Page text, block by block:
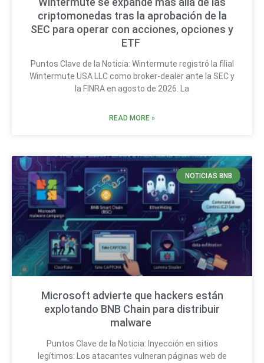
criptomonedas tras la aprobación de la
SEC para operar con acciones, opciones y
ETF
Puntos Clave de la Noticia: Wintermute registró la filial
Wintermute USA LLC como broker-dealer ante la SEC y
la FINRA en agosto de 2026. La
READ MORE »
NOTICIAS BNB
Microsoft advierte que hackers están
explotando BNB Chain para distribuir
malware
Puntos Clave de la Noticia: Inyección en sitios
legítimos: Los atacantes vulneran páginas web de